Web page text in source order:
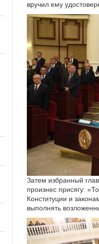
вручил ему
Затем избранный
произнес присягу:
Конституции и
выполнять